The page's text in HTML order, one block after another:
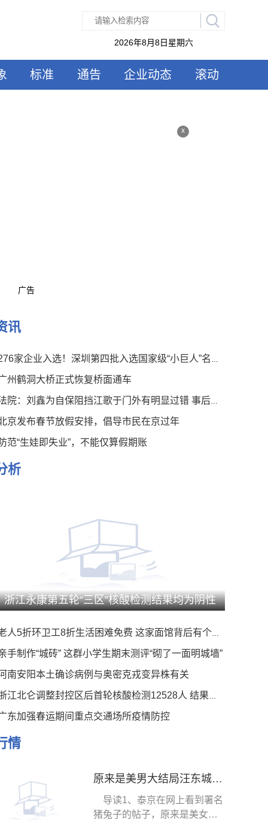
2026年8月8日星期六
标准 通告 企业动态 滚动
x
广告
讯
家企业入选！深圳第四批入选国家级“小巨人”名单公布
州鹤洞大桥正式恢复桥面通车
院：刘鑫为自保阻挡江歌于门外有明显过错 事后言论有违伦常
京发布春节放假安排，倡导市民在京过年
范“生娃即失业”，不能仅算假期账
析
浙江永康第五轮“三区”核酸检测结果均为阴性
人5折环卫工8折生活困难免费 这家面馆背后有个暖心事
手制作“城砖” 这群小学生期末测评“砌了一面明城墙”
南安阳本土确诊病例与奥密克戎变异株有关
江北仑调整封控区后首轮核酸检测12528人 结果均为阴性
东加强春运期间重点交通场所疫情防控
情
原来是美男大结局汪东城吻戏（原来是美男大结局）
导读1、泰京在网上看到署名
猪兔子的帖子，原来是美女对